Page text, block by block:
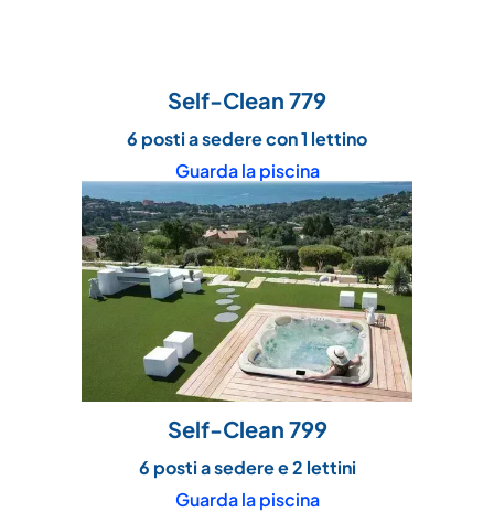
Self-Clean 779
6 posti a sedere con 1 lettino
Guarda la piscina
Self-Clean 799
6 posti a sedere e 2 lettini
Guarda la piscina